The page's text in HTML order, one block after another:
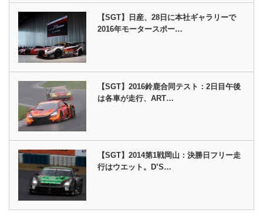
【SGT】日産、28日に本社ギャラリーで
2016年モータースポー…
【SGT】2016鈴鹿合同テスト：2日目午後
は各車が走行、ART…
【SGT】2014第1戦岡山：決勝日フリー走
行はウエット。D’S…